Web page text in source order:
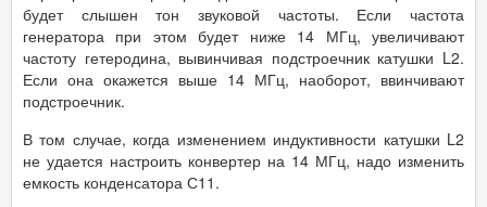
будет слышен тон звуковой частоты. Если частота
генератора при этом будет ниже 14 МГц, увеличивают
частоту гетеродина, вывинчивая подстроечник катушки L2.
Если она окажется выше 14 МГц, наоборот, ввинчивают
подстроечник.
В том случае, когда изменением индуктивности катушки L2
не удается настроить конвертер на 14 МГц, надо изменить
емкость конденсатора С11.